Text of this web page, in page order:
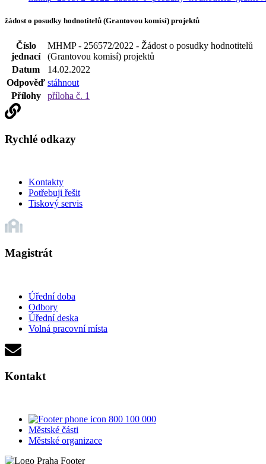
žádost o posudky hodnotitelů (Grantovou komisí) projektů
Číslo
jednací
MHMP - 256572/2022 - Žádost o posudky hodnotitelů
(Grantovou komisí) projektů
Datum
14.02.2022
Odpověď stáhnout
Přílohy
příloha č. 1
Rychlé odkazy
Kontakty
Potřebuji řešit
Tiskový servis
Magistrát
Úřední doba
Odbory
Úřední deska
Volná pracovní místa
Kontakt
800 100 000
Městské části
Městské organizace